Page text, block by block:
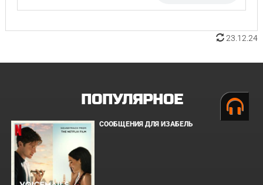
23.12.24
ПОПУЛЯРНОЕ
СООБЩЕНИЯ ДЛЯ ИЗАБЕЛЬ